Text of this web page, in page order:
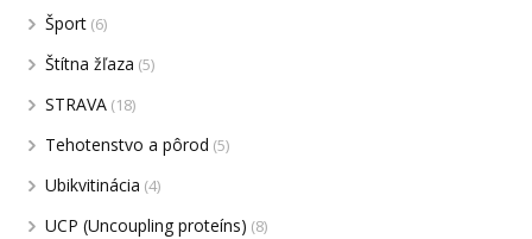
Šport (6)
Štítna žľaza (5)
STRAVA (18)
Tehotenstvo a pôrod (5)
Ubikvitinácia (4)
UCP (Uncoupling proteíns) (8)